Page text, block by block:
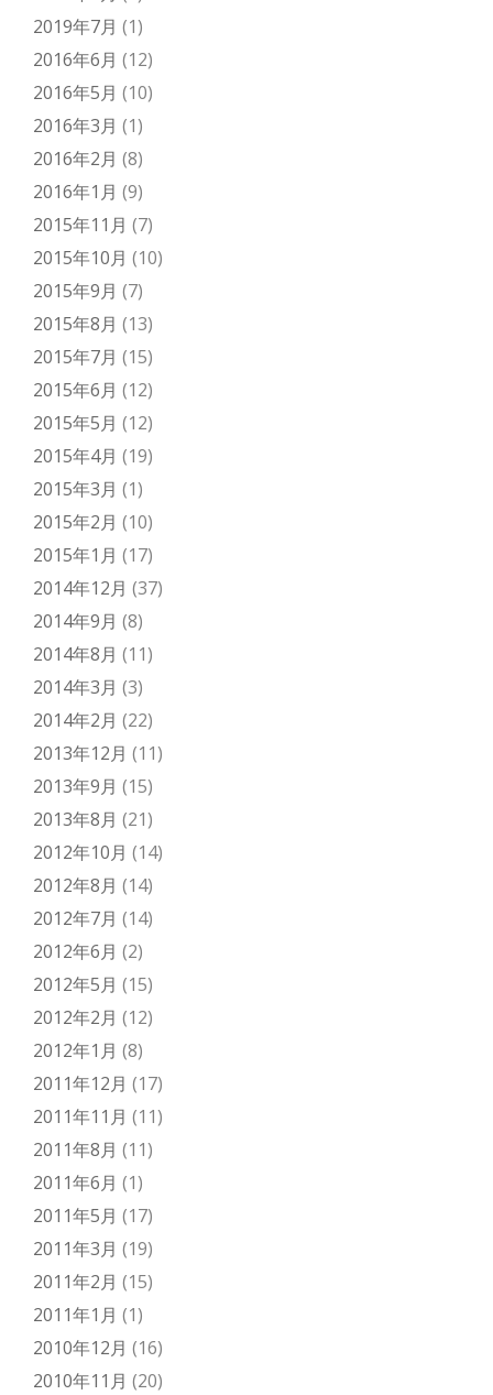
2019年7月 (1)
2016年6月 (12)
2016年5月 (10)
2016年3月 (1)
2016年2月 (8)
2016年1月 (9)
2015年11月 (7)
2015年10月 (10)
2015年9月 (7)
2015年8月 (13)
2015年7月 (15)
2015年6月 (12)
2015年5月 (12)
2015年4月 (19)
2015年3月 (1)
2015年2月 (10)
2015年1月 (17)
2014年12月 (37)
2014年9月 (8)
2014年8月 (11)
2014年3月 (3)
2014年2月 (22)
2013年12月 (11)
2013年9月 (15)
2013年8月 (21)
2012年10月 (14)
2012年8月 (14)
2012年7月 (14)
2012年6月 (2)
2012年5月 (15)
2012年2月 (12)
2012年1月 (8)
2011年12月 (17)
2011年11月 (11)
2011年8月 (11)
2011年6月 (1)
2011年5月 (17)
2011年3月 (19)
2011年2月 (15)
2011年1月 (1)
2010年12月 (16)
2010年11月 (20)